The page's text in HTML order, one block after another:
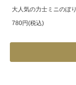
大人気の力士ミニのぼり
780円(税込)